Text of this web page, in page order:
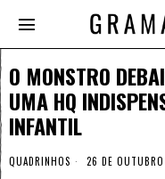
O MONSTRO
UMA HQ
INFANTIL
QUADRINHOS 26 DE